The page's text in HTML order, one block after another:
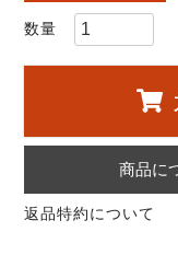
商品に
返品特約について